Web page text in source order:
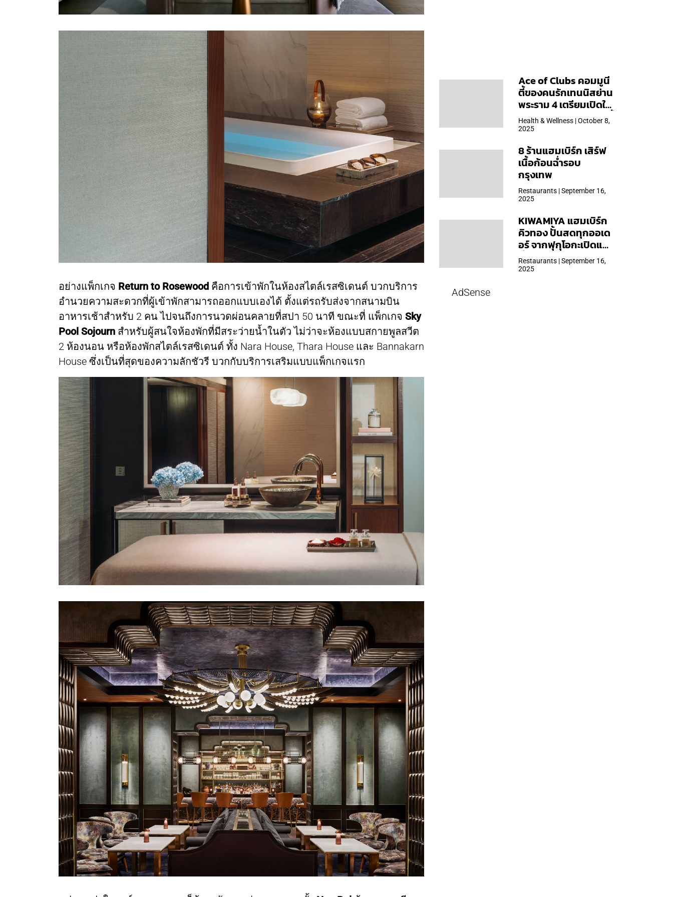
อย่างแพ็กเกจ Return to Rosewood คือการเข้าพักในห้องสไตล์เรสซิเดนต์ บวกบริการ
อำนวยความสะดวกที่ผู้เข้าพักสามารถออกแบบเองได้ ตั้งแต่รถรับส่งจากสนามบิน
อาหารเช้าสำหรับ 2 คน ไปจนถึงการนวดผ่อนคลายที่สปา 50 นาที ขณะที่ แพ็กเกจ Sky
Pool Sojourn สำหรับผู้สนใจห้องพักที่มีสระว่ายน้ำในตัว ไม่ว่าจะห้องแบบสกายพูลสวีต
2 ห้องนอน หรือห้องพักสไตล์เรสซิเดนต์ ทั้ง Nara House, Thara House และ Bannakarn
House ซึ่งเป็นที่สุดของความลักชัวรี บวกกับบริการเสริมแบบแพ็กเกจแรก
Ace of Clubs คอมมูนี
ตี้ของคนรักเทนนิสย่าน
พระราม 4 เตรียมเปิดให้
บริการวันแรก 19 ต.ค. นี้
Health & Wellness | October 8,
2025
8 ร้านแฮมเบิร์ก เสิร์ฟ
เนื้อก้อนฉ่ำรอบ
กรุงเทพ
Restaurants | September 16,
2025
KIWAMIYA แฮมเบิร์ก
คิวทอง ปั้นสดทุกออเด
อร์ จากฟุกุโอกะเปิดแล้ว
ที่ Central Park
Restaurants | September 16,
2025
AdSense